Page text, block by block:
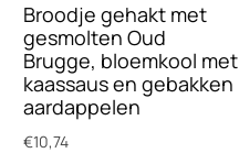
Broodje gehakt met
gesmolten Oud
Brugge, bloemkool met
kaassaus en gebakken
aardappelen
€10,74